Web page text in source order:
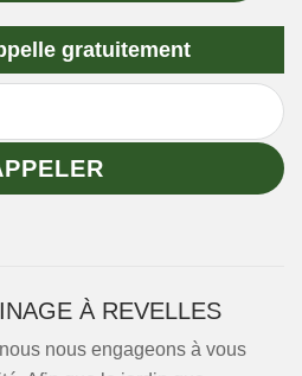
gratuitement
À REVELLES
nous engageons à vous